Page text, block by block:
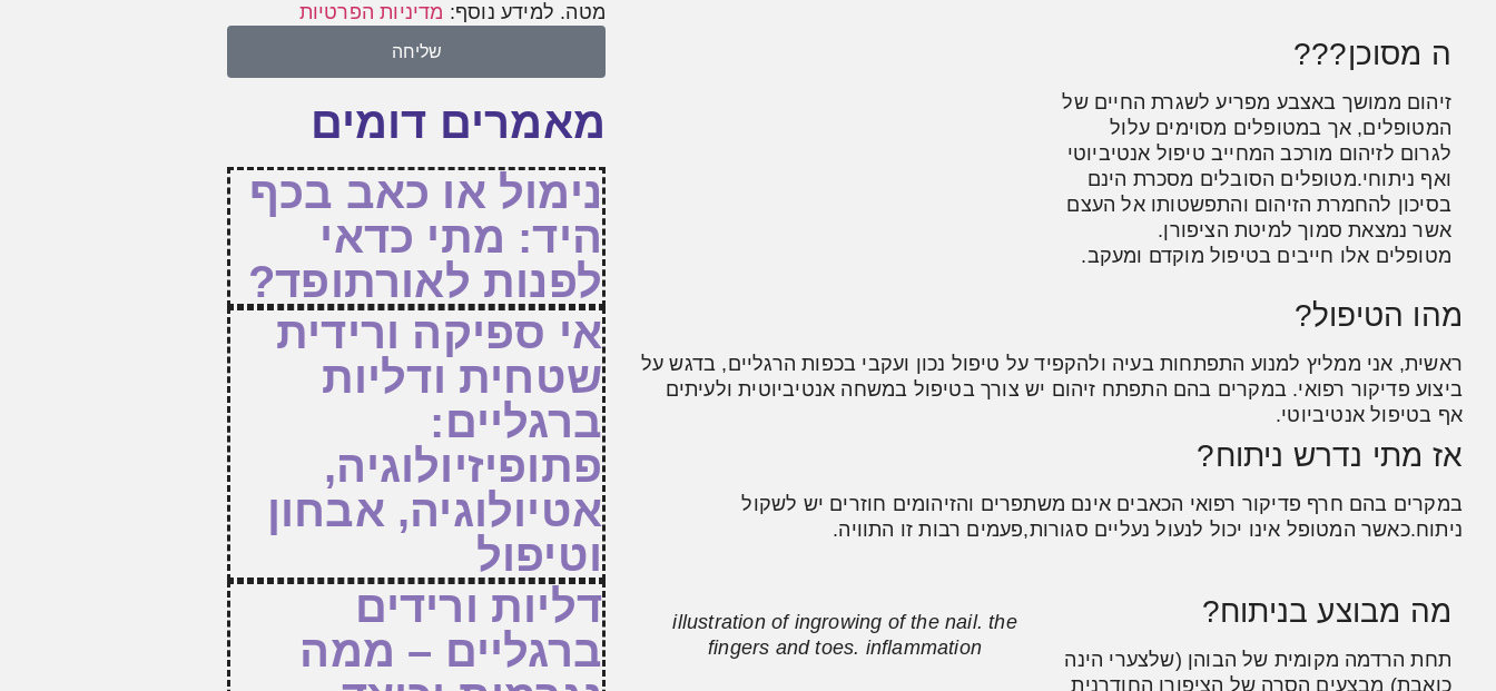
ה מסוכן???
זיהום ממושך באצבע מפריע לשגרת החיים של
המטופלים, אך במטופלים מסוימים עלול
לגרום לזיהום מורכב המחייב טיפול אנטיביוטי
ואף ניתוחי.מטופלים הסובלים מסכרת הינם
בסיכון להחמרת הזיהום והתפשטותו אל העצם
אשר נמצאת סמוך למיטת הציפורן.
מטופלים אלו חייבים בטיפול מוקדם ומעקב.
מהו הטיפול?
ראשית, אני ממליץ למנוע התפתחות בעיה ולהקפיד על טיפול נכון ועקבי בכפות הרגליים, בדגש על
ביצוע פדיקור רפואי. במקרים בהם התפתח זיהום יש צורך בטיפול במשחה אנטיביוטית ולעיתים
אף בטיפול אנטיביוטי.
אז מתי נדרש ניתוח?
במקרים בהם חרף פדיקור רפואי הכאבים אינם משתפרים והזיהומים חוזרים יש לשקול
ניתוח.כאשר המטופל אינו יכול לנעול נעליים סגורות,פעמים רבות זו התוויה.
מה מבוצע בניתוח?
תחת הרדמה מקומית של הבוהן (שלצערי הינה
כואבת) מבצעים הסרה של הציפורן החודרנית
illustration of ingrowing of the nail. the
fingers and toes. inflammation
מטה. למידע נוסף: מדיניות הפרטיות
שליחה
מאמרים דומים
נימול או כאב בכף
היד: מתי כדאי
לפנות לאורתופד?
אי ספיקה ורידית
שטחית ודליות
ברגליים:
פתופיזיולוגיה,
אטיולוגיה, אבחון
וטיפול
דליות ורידים
ברגליים – ממה